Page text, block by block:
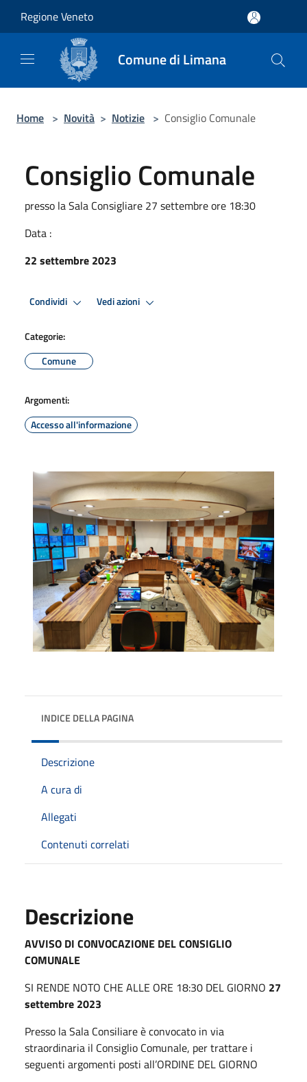
Regione Veneto
Comune di Limana
Home > Novità > Notizie > Consiglio Comunale
Consiglio Comunale
presso la Sala Consigliare 27 settembre ore 18:30
Data :
22 settembre 2023
Condividi Vedi azioni
Categorie:
Comune
Argomenti:
Accesso all'informazione
INDICE DELLA PAGINA
Descrizione
A cura di
Allegati
Contenuti correlati
Descrizione
AVVISO DI CONVOCAZIONE DEL CONSIGLIO
COMUNALE
SI RENDE NOTO CHE ALLE ORE 18:30 DEL GIORNO 27
settembre 2023
Presso la Sala Consiliareè convocato in via
straordinaria il Consiglio Comunale, per trattare i
seguenti argomenti posti all’ORDINE DEL GIORNO